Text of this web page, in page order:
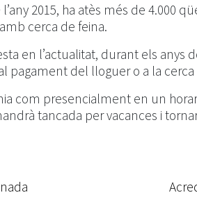
2015, ha atès més de 4.000
cerca de feina.
en l’actualitat, durant els anys
del lloguer o a la cerca
com presencialment en un
tancada per vacances i